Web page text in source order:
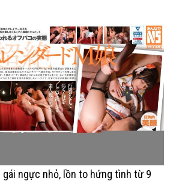
gái ngực nhỏ, lồn to hứng tình từ 9